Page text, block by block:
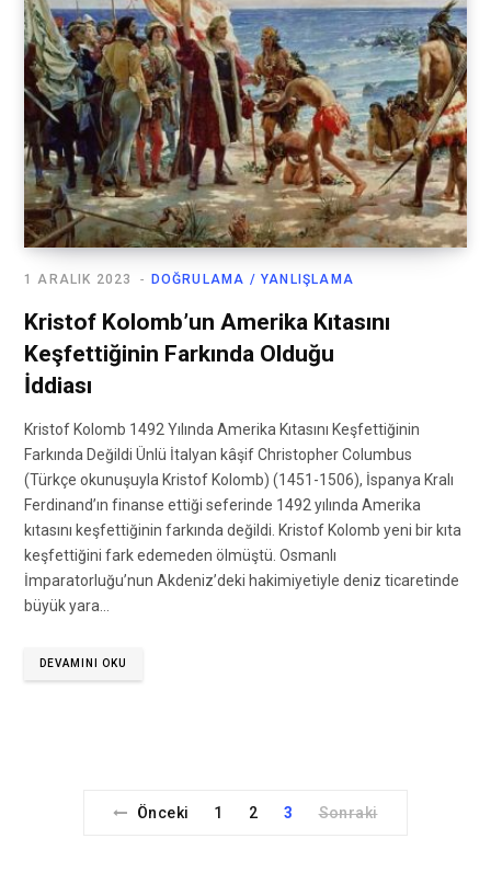
DOĞRULAMA / YANLIŞLAMA
1 ARALIK 2023
Kristof Kolomb’un Amerika Kıtasını
Keşfettiğinin Farkında Olduğu
İddiası
Kristof Kolomb 1492 Yılında Amerika Kıtasını Keşfettiğinin
Farkında Değildi Ünlü İtalyan kâşif Christopher Columbus
(Türkçe okunuşuyla Kristof Kolomb) (1451-1506), İspanya Kralı
Ferdinand’ın finanse ettiği seferinde 1492 yılında Amerika
kıtasını keşfettiğinin farkında değildi. Kristof Kolomb yeni bir kıta
keşfettiğini fark edemeden ölmüştü. Osmanlı
İmparatorluğu’nun Akdeniz’deki hakimiyetiyle deniz ticaretinde
büyük yara…
DEVAMINI OKU
Önceki 1 2 3 Sonraki